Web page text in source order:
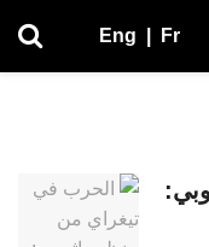
Eng Fr